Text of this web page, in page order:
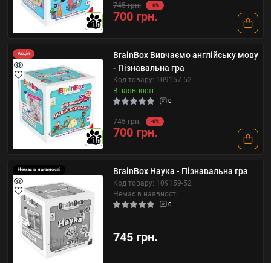
10
745 грн. -6%
700 грн.
Акція
10
BrainBox Вивчаємо англійську мову
- Пізнавальна гра
Код товару: 109157-52
В наявності
0
745 грн. -6%
700 грн.
Немає в наявності BrainBox Наука - Пізнавальна гра
Код товару: 109159-52
Немає в наявності
0
745 грн.